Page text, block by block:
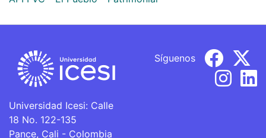
Universidad Icesi: Calle
18 No. 122-135
Pance, Cali - Colombia
Síguenos